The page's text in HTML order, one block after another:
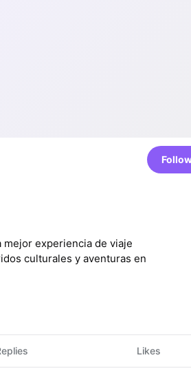
mejor experiencia de viaje
culturales y aventuras en
Likes